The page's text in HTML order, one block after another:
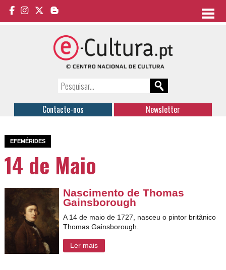
Contacte-nos Newsletter
EFEMÉRIDES
14 de Maio
Nascimento de Thomas
Gainsborough
A 14 de maio de 1727, nasceu o pintor britânico
Thomas Gainsborough.
Ler mais